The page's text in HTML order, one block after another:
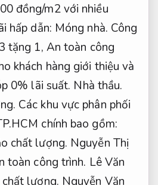
đồng/m2 với nhiều
hấp dẫn: Móng nhà. Công
tặng 1, An toàn công
khách hàng giới thiệu và
0% lãi suất. Nhà thầu.
Các khu vực phân phối
chính bao gồm:
chất lượng. Nguyễn Thị
toàn công trình. Lê Văn
lượng. Nguyễn Văn